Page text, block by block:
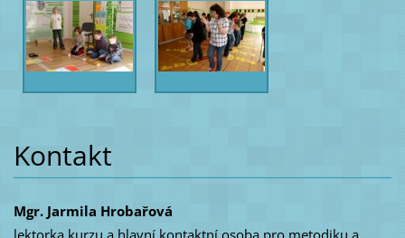
Kontakt
Mgr. Jarmila Hrobařová
lektorka kurzu a hlavní kontaktní osoba pro metodiku a